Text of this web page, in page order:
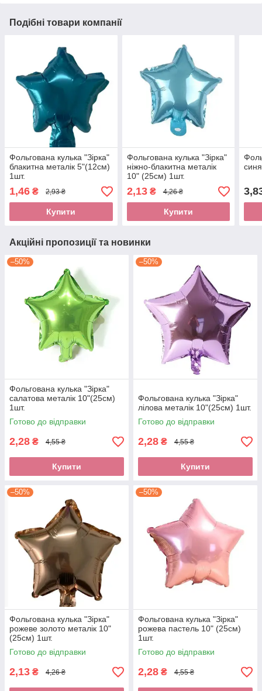
Подібні товари компанії
Фольгована кулька "Зірка"
блакитна металік 5"(12см)
1шт.
1,46 ₴ 2,93 ₴
Купити
Фольгована кулька "Зірка"
ніжно-блакитна металік
10" (25см) 1шт.
2,13₴ 4,26 ₴
Купити
Акційні пропозиції та новинки
–50%
Фольгована кулька "Зірка"
салатова металік 10"(25см)
1шт.
Готово до відправки
2,28 ₴ 4,55 ₴
Купити
–50%
Фольгована кулька "Зірка"
лілова металік 10"(25см) 1шт.
Готово до відправки
2,28 ₴ 4,55 ₴
Купити
–50%
Фольгована кулька "Зірка"
рожеве золото металік 10"
(25см) 1шт.
Готово до відправки
2,13 ₴ 4,26 ₴
–50%
Фольгована кулька "Зірка"
рожева пастель 10" (25см)
1шт.
Готово до відправки
2,28 ₴ 4,55 ₴